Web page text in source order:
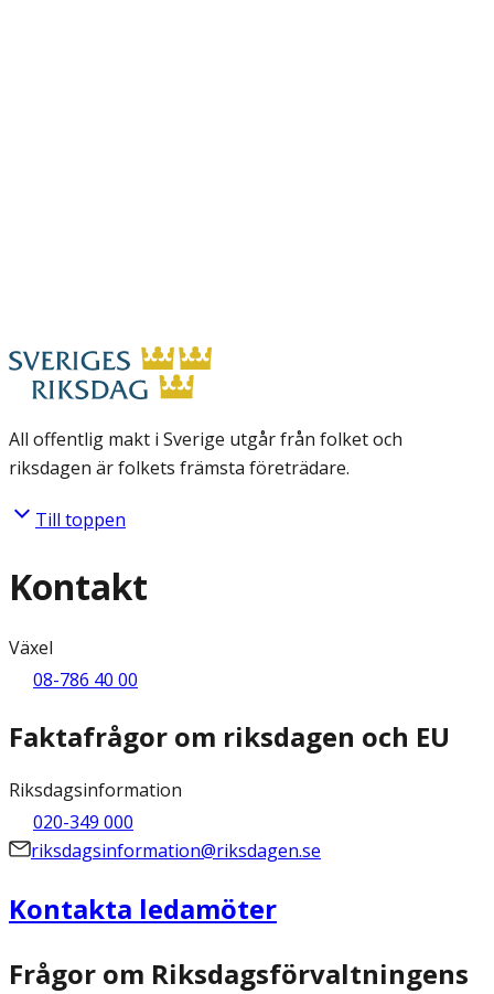
All offentlig makt i Sverige utgår från folket och
riksdagen är folkets främsta företrädare.
Till toppen
Kontakt
Växel
08-786 40 00
Faktafrågor om riksdagen och EU
Riksdagsinformation
020-349 000
riksdagsinformation@riksdagen.se
Kontakta ledamöter
Frågor om Riksdagsförvaltningens